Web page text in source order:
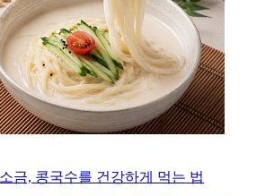
금, 콩국수를 건강하게 먹는 법